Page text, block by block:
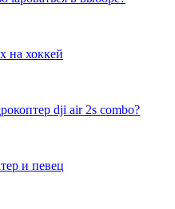
на хоккей
dji air 2s combo?
и певец